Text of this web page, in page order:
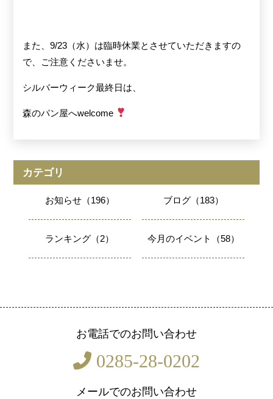
また、9/23（水）は臨時休業とさせていただきますの
で、ご注意くださいませ。
シルバーウィーク最終日は、
森のパン屋へwelcome
カテゴリ
お知らせ（196） ブログ（183）
ランキング（2） 今月のイベント（58）
お電話でのお問い合わせ
0285-28-0202
メールでのお問い合わせ